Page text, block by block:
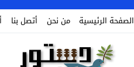
الصفحة الرئيسية
من نحن أتصل بنا